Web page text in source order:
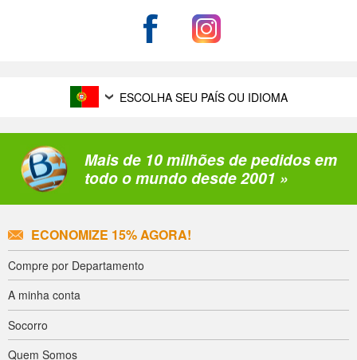
ESCOLHA SEU PAÍS OU IDIOMA
Mais de 10 milhões de pedidos em
todo o mundo desde 2001 »
ECONOMIZE 15% AGORA!
Compre por Departamento
A minha conta
Socorro
Quem Somos